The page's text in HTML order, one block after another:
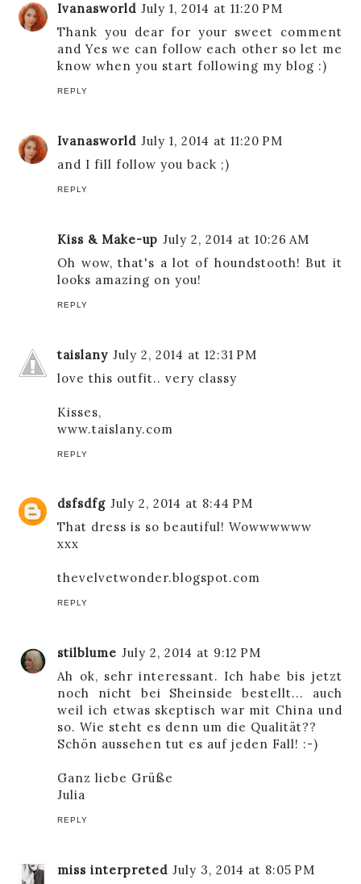
Ivanasworld July 1, 2014 at 11:20 PM
Thank you dear for your sweet comment
and Yes we can follow each other so let me
know when you start following my blog :)
REPLY
Ivanasworld July 1, 2014 at 11:20 PM
and I fill follow you back ;)
REPLY
Kiss & Make-up July 2, 2014 at 10:26 AM
Oh wow, that's a lot of houndstooth! But it
looks amazing on you!
REPLY
taislany July 2, 2014 at 12:31 PM
love this outfit.. very classy
Kisses,
www.taislany.com
REPLY
dsfsdfg July 2, 2014 at 8:44 PM
That dress is so beautiful! Wowwwwww
xxx
thevelvetwonder.blogspot.com
REPLY
stilblume July 2, 2014 at 9:12 PM
Ah ok, sehr interessant. Ich habe bis jetzt
noch nicht bei Sheinside bestellt... auch
weil ich etwas skeptisch war mit China und
so. Wie steht es denn um die Qualität??
Schön aussehen tut es auf jeden Fall! :-)
Ganz liebe Grüße
Julia
REPLY
miss interpreted July 3, 2014 at 8:05 PM